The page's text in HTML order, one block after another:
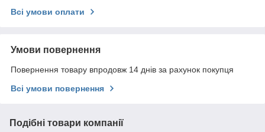
Всі умови оплати
Умови повернення
Повернення товару впродовж 14 днів за рахунок покупця
Всі умови повернення
Подібні товари компанії